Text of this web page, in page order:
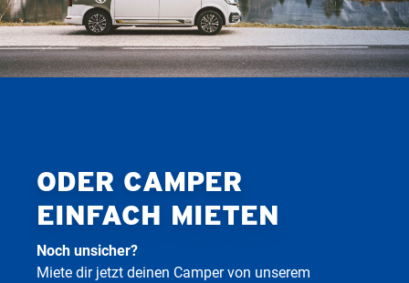
ODER CAMPER
EINFACH MIETEN
Noch unsicher?
Miete dir jetzt deinen Camper von unserem